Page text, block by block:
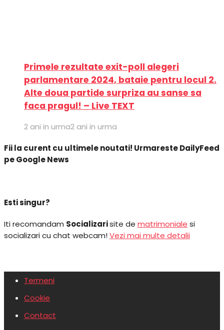
Primele rezultate exit-poll alegeri
parlamentare 2024, bataie pentru locul 2.
Alte doua partide surpriza au sanse sa
faca pragul! – Live TEXT
2 ani in urma2 ani in urma
Fii la curent cu ultimele noutati! Urmareste DailyFeed
pe Google News
Esti singur?
Iti recomandam Socializarisite de matrimoniale si
socializari cu chat webcam!Vezi mai multe detalii
Termeni
Cookie
Contact